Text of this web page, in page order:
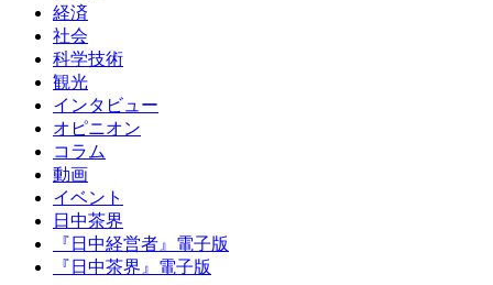
経済
社会
科学技術
観光
インタビュー
オピニオン
コラム
動画
イベント
日中茶界
『日中経営者』電子版
『日中茶界』電子版